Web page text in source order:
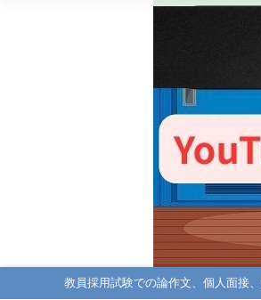
教員採用試験での論作文、個人面接